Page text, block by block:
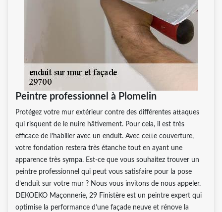
Peintre professionnel à Plomelin
Protégez votre mur extérieur contre des différentes attaques
qui risquent de le nuire hâtivement. Pour cela, il est très
efficace de l’habiller avec un enduit. Avec cette couverture,
votre fondation restera très étanche tout en ayant une
apparence très sympa. Est-ce que vous souhaitez trouver un
peintre professionnel qui peut vous satisfaire pour la pose
d’enduit sur votre mur ? Nous vous invitons de nous appeler.
DEKOEKO Maçonnerie, 29 Finistère est un peintre expert qui
optimise la performance d’une façade neuve et rénove la